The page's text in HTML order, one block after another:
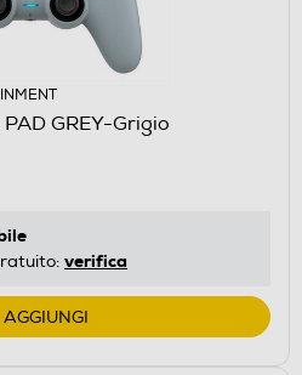
GREY-Grigio
verifica
AGGIUNGI